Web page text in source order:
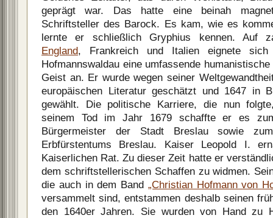
geprägt war. Das hatte eine beinah
Schriftsteller des Barock. Es kam, wie es
lernte er schließlich Gryphius kennen. Auf
England, Frankreich und Italien eignete sich
Hofmannswaldau eine umfassende
Geist an. Er wurde wegen seiner
europäischen Literatur geschätzt und 1647 in
gewählt. Die politische Karriere, die nun
seinem Tod im Jahr 1679 schaffte er es
Bürgermeister der Stadt Breslau sowie
Erbfürstentums Breslau. Kaiser Leopold I.
Kaiserlichen Rat. Zu dieser Zeit hatte er
dem schriftstellerischen Schaffen zu widmen.
die auch in dem Band „Christian Hofmann von
versammelt sind, entstammen deshalb seinen
den 1640er Jahren. Sie wurden von Hand zu